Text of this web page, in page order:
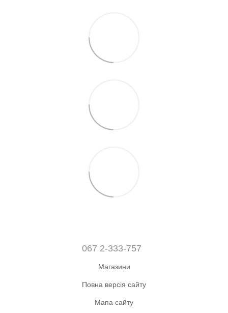
067 2-333-757
Магазини
Повна версія сайту
Мапа сайту